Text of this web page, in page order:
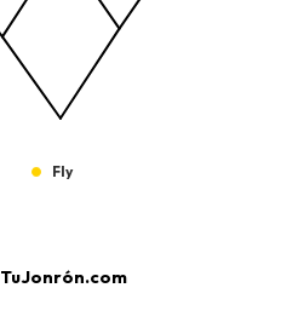
Fly
TuJonrón.com